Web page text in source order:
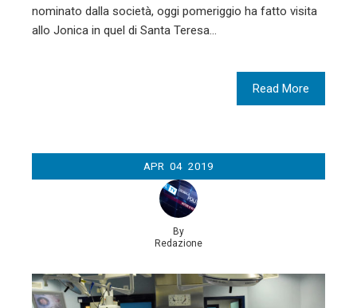
nominato dalla società, oggi pomeriggio ha fatto visita
allo Jonica in quel di Santa Teresa…
Read More
APR 04 2019
By
Redazione